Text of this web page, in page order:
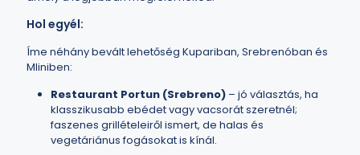
Hol egyél:
Íme néhány bevált lehetőség Kupariban, Srebrenóban és
Mliniben:
Restaurant Portun (Srebreno) – jó választás, ha
klasszikusabb ebédet vagy vacsorát szeretnél;
faszenes grillételeiről ismert, de halas és
vegetáriánus fogásokat is kínál.